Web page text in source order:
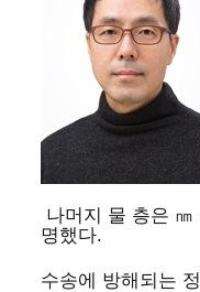
나머지 물 층은
명했다.
수송에 방해되는